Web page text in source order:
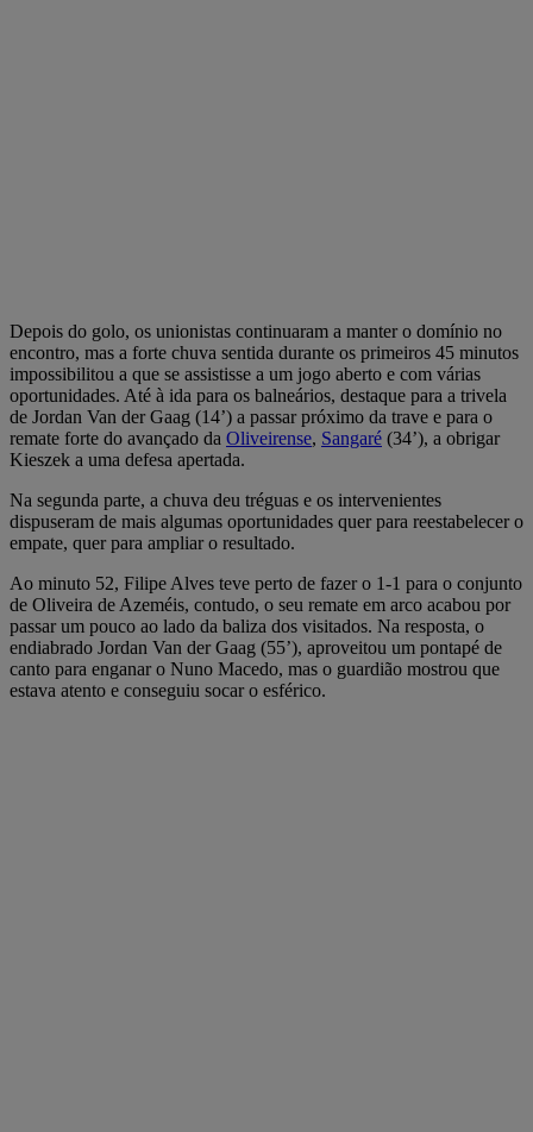
Depois do golo, os unionistas continuaram a manter o domínio no
encontro, mas a forte chuva sentida durante os primeiros 45 minutos
impossibilitou a que se assistisse a um jogo aberto e com várias
oportunidades. Até à ida para os balneários, destaque para a trivela
de Jordan Van der Gaag (14’) a passar próximo da trave e para o
remate forte do avançado da Oliveirense, Sangaré (34’), a obrigar
Kieszek a uma defesa apertada.
Na segunda parte, a chuva deu tréguas e os intervenientes
dispuseram de mais algumas oportunidades quer para reestabelecer o
empate, quer para ampliar o resultado.
Ao minuto 52, Filipe Alves teve perto de fazer o 1-1 para o conjunto
de Oliveira de Azeméis, contudo, o seu remate em arco acabou por
passar um pouco ao lado da baliza dos visitados. Na resposta, o
endiabrado Jordan Van der Gaag (55’), aproveitou um pontapé de
canto para enganar o Nuno Macedo, mas o guardião mostrou que
estava atento e conseguiu socar o esférico.